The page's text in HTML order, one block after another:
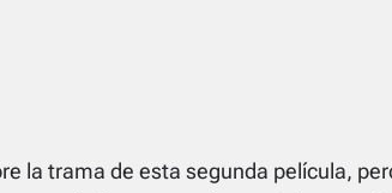
la trama de esta segunda película,